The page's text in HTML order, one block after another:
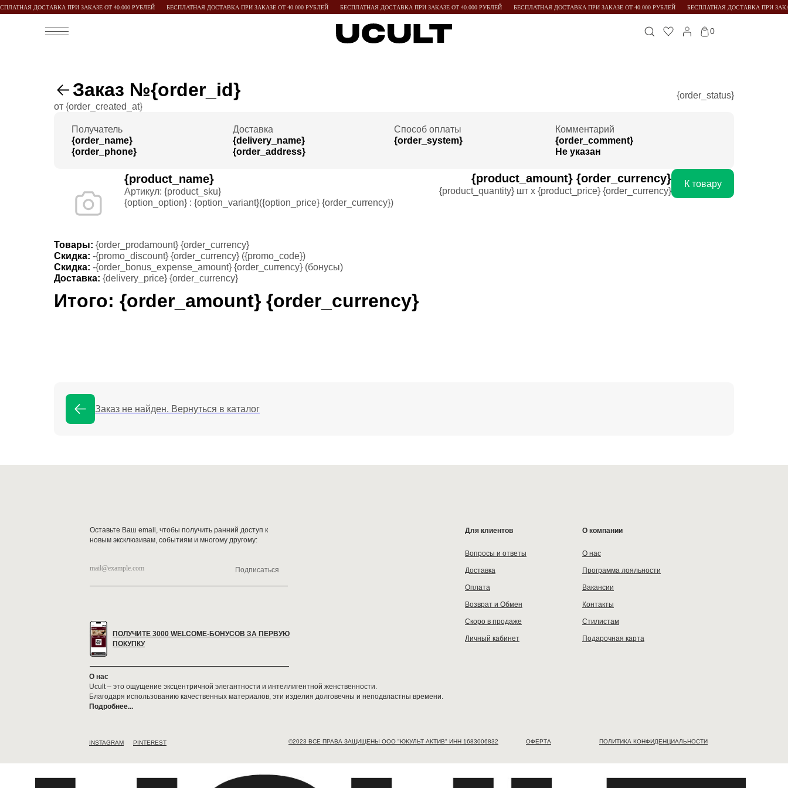
ДОСТАВКА ПРИ ЗАКАЗЕ ОТ 40.000 РУБЛЕЙ БЕСПЛАТНАЯ ДОСТАВКА ПРИ ЗАКАЗЕ ОТ 40.000 РУБЛЕЙ БЕСПЛАТНАЯ ДОСТАВКА ПРИ ЗАКАЗЕ ОТ 40.000 РУБЛЕЙ БЕСПЛАТНАЯ ДОСТАВКА ПРИ ЗАКАЗЕ ОТ 40.000 РУБЛЕЙ БЕСПЛАТНАЯ ДОСТАВКА ПРИ
0
Заказ №{order_id}
от {order_created_at}
{order_status}
Получатель
{order_name}
{order_phone}
Доставка
{delivery_name}
{order_address}
Способ оплаты
{order_system}
Комментарий
{order_comment}
Не указан
{product_name}
Артикул: {product_sku}
{option_option} : {option_variant}({option_price} {order_currency})
{product_amount} {order_currency}
{product_quantity} шт x {product_price} {order_currency}
К товару
Товары: {order_prodamount} {order_currency}
Скидка: -{promo_discount} {order_currency} ({promo_code})
Скидка: -{order_bonus_expense_amount} {order_currency} (бонусы)
Доставка: {delivery_price} {order_currency}
Итого: {order_amount} {order_currency}
Заказ не найден. Вернуться в каталог
Для клиентов
Вопросы и ответы
Доставка
Оплата
ПОЛУЧИТЕ 3000 WELCOME-БОНУСОВ ЗА ПЕРВУЮ
ПОКУПКУ
Возврат и Обмен
Скоро в продаже
О компании
Личный кабинет
О нас
Программа лояльности
Вакансии
Контакты
Стилистам
INSTAGRAM PINTEREST ©2023 ВСЕ ПРАВА ЗАЩИЩЕНЫ ООО "ЮКУЛЬТ АКТИВ" ИНН 1683006832 ОФЕРТА ПОЛИТИКА КОНФИДЕНЦИАЛЬНОСТИ
Подарочная карта
О нас
Ucult – это ощущение эксцентричной элегантности и интеллигентной женственности.
Благодаря использованию качественных материалов, эти изделия долговечны и неподвластны времени.
Подробнее...
Оставьте Ваш email, чтобы получить ранний доступ к
новым эксклюзивам, событиям и многому другому:
Подписаться